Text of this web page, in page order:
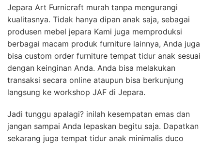
Jepara Art Furnicraft murah tanpa mengurangi
kualitasnya. Tidak hanya dipan anak saja, sebagai
produsen mebel jepara Kami juga memproduksi
berbagai macam produk furniture lainnya, Anda juga
bisa custom order furniture tempat tidur anak sesuai
dengan keinginan Anda. Anda bisa melakukan
transaksi secara online ataupun bisa berkunjung
langsung ke workshop JAF di Jepara.
Jadi tunggu apalagi? inilah kesempatan emas dan
jangan sampai Anda lepaskan begitu saja. Dapatkan
sekarang juga tempat tidur anak minimalis duco